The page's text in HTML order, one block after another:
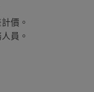
價。
員。